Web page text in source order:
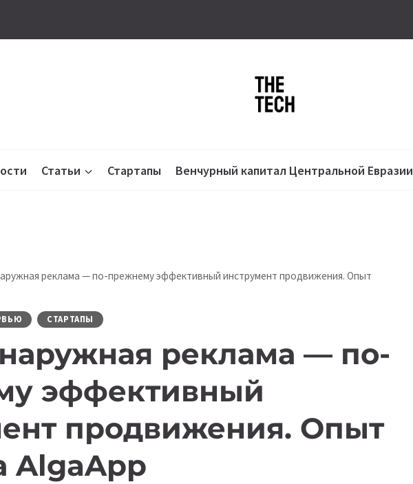
Статьи Стартапы Венчурный капитал Центральной Евразии
реклама — по-прежнему эффективный инструмент продвижения. Опыт
СТАРТАПЫ
реклама — по-
эффективный
продвижения. Опыт
AlgaApp